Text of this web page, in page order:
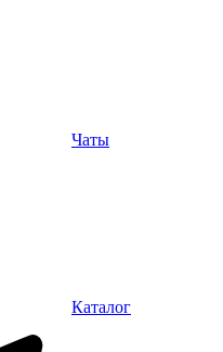
Чаты
Каталог